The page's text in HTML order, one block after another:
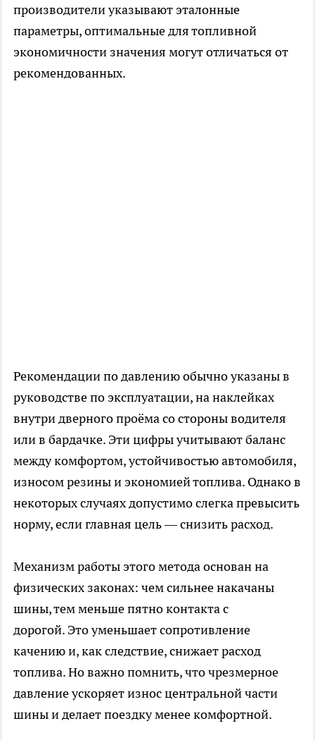
производители указывают эталонные
параметры, оптимальные для топливной
экономичности значения могут отличаться от
рекомендованных.
Рекомендации по давлению обычно указаны в
руководстве по эксплуатации, на наклейках
внутри дверного проёма со стороны водителя
или в бардачке. Эти цифры учитывают баланс
между комфортом, устойчивостью автомобиля,
износом резины и экономией топлива. Однако в
некоторых случаях допустимо слегка превысить
норму, если главная цель — снизить расход.
Механизм работы этого метода основан на
физических законах: чем сильнее накачаны
шины, тем меньше пятно контакта с
дорогой. Это уменьшает сопротивление
качению и, как следствие, снижает расход
топлива. Но важно помнить, что чрезмерное
давление ускоряет износ центральной части
шины и делает поездку менее комфортной.